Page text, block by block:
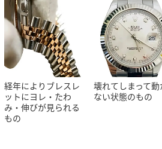
経年によりブレスレ
ットにヨレ・たわ
み・伸びが見られる
もの
壊れてしまって動
ない状態のもの